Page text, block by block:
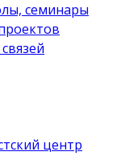
семинары
центр